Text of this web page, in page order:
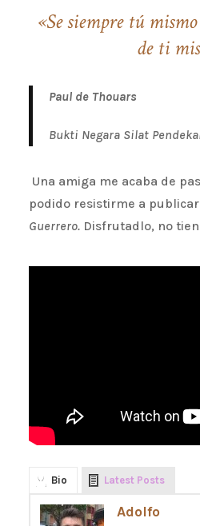
«Se siempre tú
de ti
Paul de Thouars
Bukti Negara Silat
Una amiga me acaba de
podido resistirme a
Guerrero. Disfrutadlo, no
Bio Latest Posts
Adolfo